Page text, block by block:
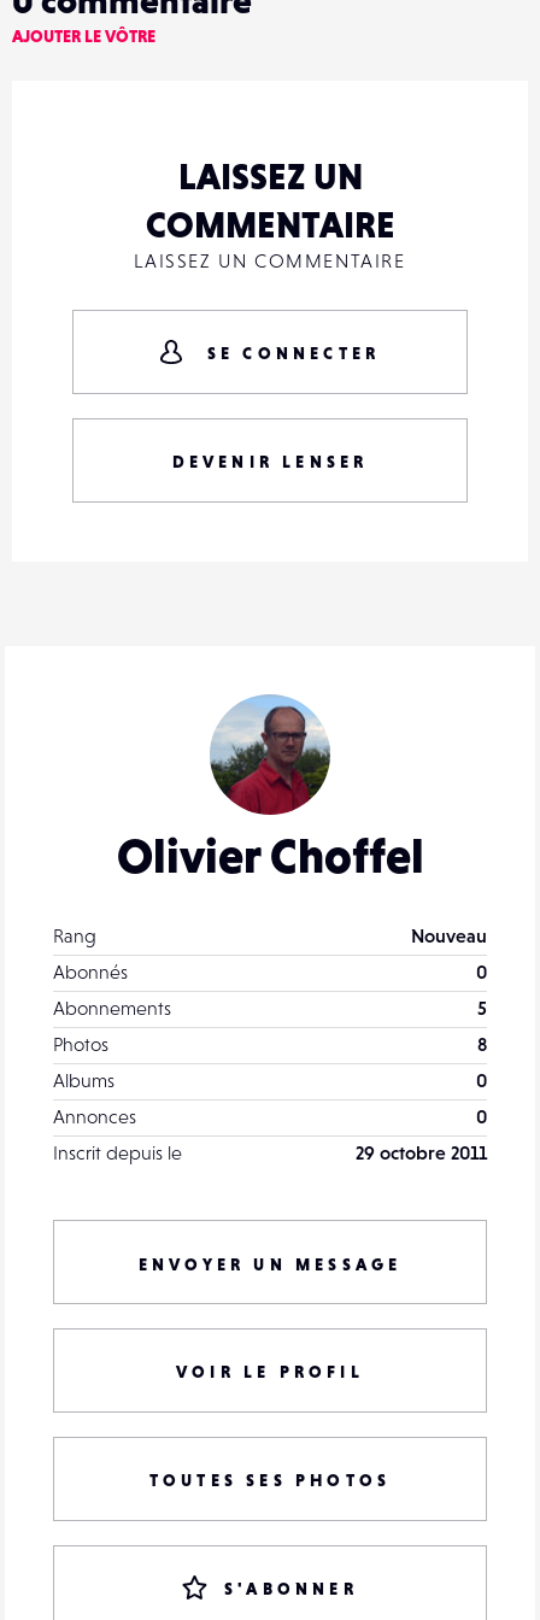
Olivier Choffel
Rang
Nouveau
Abonnés
0
Abonnements
5
Photos
8
Albums
0
Annonces
0
Inscrit depuis le
29 octobre 2011
ENVOYER UN MESSAGE
VOIR LE PROFIL
TOUTES SES PHOTOS
S'ABONNER
AJOUTER LE VÔTRE
LAISSEZ UN
COMMENTAIRE
LAISSEZ UN COMMENTAIRE
SE CONNECTER
DEVENIR LENSER